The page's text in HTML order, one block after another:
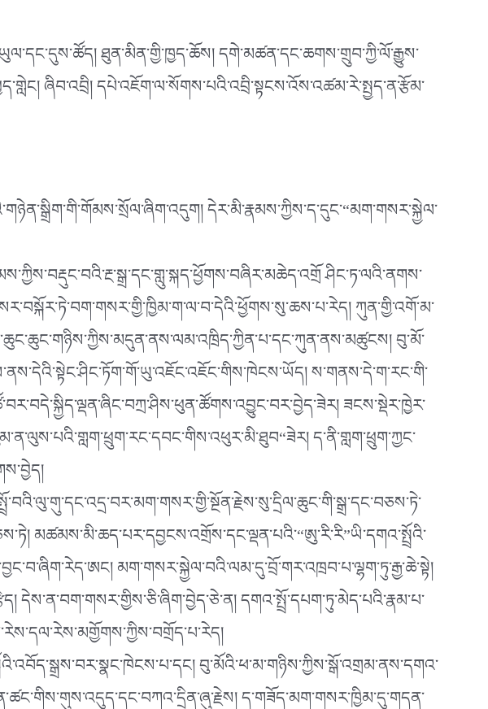
ཐུན་མིན་གྱི་ཁྱད་ཆོས། དགེ་མཚན་དང་ཆགས་གྲུབ་ཀྱི་ལོ་རྒྱུས་
ཞིབ་འབྲི། དཔེ་འཇོག་ལ་སོགས་པའི་འབྲི་སྟངས་འོས་འཚམ་རེ་སྤྱད་ན་རྩོམ་
དེར་མི་རྣམས་ཀྱིས་ད་དུང་“མག་གསར་སྐྱེལ་
ཤིང་ཏ་ལའི་ནགས་
ཀུན་གྱི་འགོ་མ་
བུ་མོ་
ས་གནས་དེ་ག་རང་གི་
ཟངས་སྡེར་ཁྱེར་
ད་ནི་གླག་ཕྲུག་ཀྱང་
མཚམས་མི་ཆད་པར་དབྱངས་འགྲོས་དང་ལྡན་པའི་“ཨུ་རི་རི”ཡི་དགའ་སྤྲོའི་
མག་གསར་སྐྱེལ་བའི་ལམ་དུ་བྲོ་གར་འཁྲབ་པ་ལྷག་ཏུ་རྒྱ་ཆེ་སྟེ།
དགའ་སྤྲོ་དཔག་ཏུ་མེད་པའི་རྣམ་པ་
བུ་མོའི་ཕ་མ་གཉིས་ཀྱིས་སྒོ་འགྲམ་ནས་དགའ་